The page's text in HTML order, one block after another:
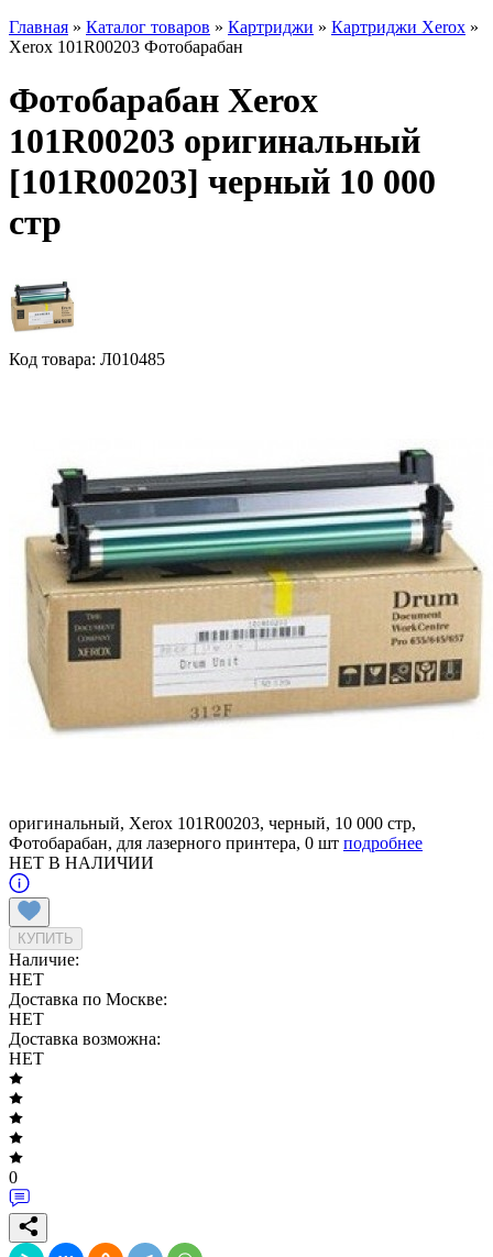
Главная » Каталог товаров » Картриджи » Картриджи Xerox »
Xerox 101R00203 Фотобарабан
Фотобарабан Xerox
101R00203 оригинальный
[101R00203] черный 10 000
стр
Код товара: Л010485
оригинальный, Xerox 101R00203, черный, 10 000 стр,
Фотобарабан, для лазерного принтера, 0 шт подробнее
НЕТ В НАЛИЧИИ
КУПИТЬ
Наличие:
НЕТ
Доставка по Москве:
НЕТ
Доставка возможна:
НЕТ
0